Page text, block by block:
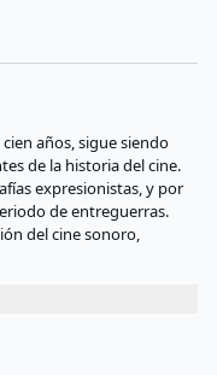
años, sigue siendo
de la historia del cine.
expresionistas, y por
de entreguerras.
del cine sonoro,